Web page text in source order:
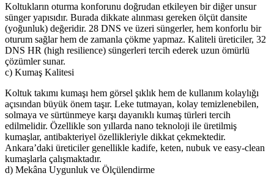
Koltukların oturma konforunu doğrudan etkileyen bir diğer unsur
sünger yapısıdır. Burada dikkate alınması gereken ölçüt dansite
(yoğunluk) değeridir. 28 DNS ve üzeri süngerler, hem konforlu bir
oturum sağlar hem de zamanla çökme yapmaz. Kaliteli üreticiler, 32
DNS HR (high resilience) süngerleri tercih ederek uzun ömürlü
çözümler sunar.
c) Kumaş Kalitesi
Koltuk takımı kumaşı hem görsel şıklık hem de kullanım kolaylığı
açısından büyük önem taşır. Leke tutmayan, kolay temizlenebilen,
solmaya ve sürtünmeye karşı dayanıklı kumaş türleri tercih
edilmelidir. Özellikle son yıllarda nano teknoloji ile üretilmiş
kumaşlar, antibakteriyel özellikleriyle dikkat çekmektedir.
Ankara’daki üreticiler genellikle kadife, keten, nubuk ve easy-clean
kumaşlarla çalışmaktadır.
d) Mekâna Uygunluk ve Ölçülendirme